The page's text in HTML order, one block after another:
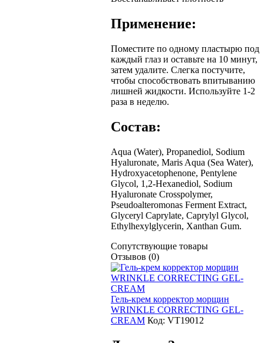
Применение:
Поместите по одному пластырю под
каждый глаз и оставьте на 10 минут,
затем удалите. Слегка постучите,
чтобы способствовать впитыванию
лишней жидкости. Используйте 1-2
раза в неделю.
Состав:
Aqua (Water), Propanediol, Sodium
Hyaluronate, Maris Aqua (Sea Water),
Hydroxyacetophenone, Pentylene
Glycol, 1,2-Hexanediol, Sodium
Hyaluronate Crosspolymer,
Pseudoalteromonas Ferment Extract,
Glyceryl Caprylate, Caprylyl Glycol,
Ethylhexylglycerin, Xanthan Gum.
Сопутствующие товары
Отзывов (0)
Гель-крем корректор морщин
WRINKLE CORRECTING GEL-
CREAM Код: VT19012